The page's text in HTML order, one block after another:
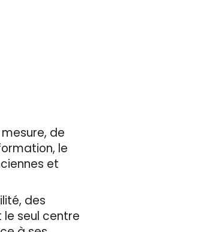
de
le
et
des
seul centre